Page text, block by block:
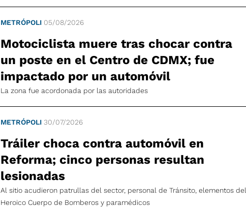
METRÓPOLI 05/08/2026
Motociclista muere tras chocar contra
un poste en el Centro de CDMX; fue
impactado por un automóvil
La zona fue acordonada por las autoridades
METRÓPOLI 30/07/2026
Tráiler choca contra automóvil en
Reforma; cinco personas resultan
lesionadas
Al sitio acudieron patrullas del sector, personal de Tránsito, elementos del
Heroico Cuerpo de Bomberos y paramédicos